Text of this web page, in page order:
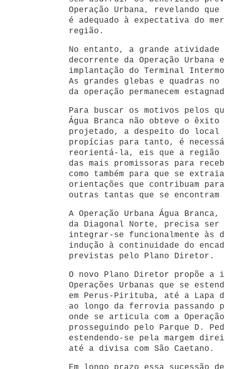
Operação Urbana, revelando que
é adequado à expectativa do
região.
No entanto, a grande
decorrente da Operação Urbana
implantação do Terminal
As grandes glebas e quadras
da operação permanecem
Para buscar os motivos pelos
Água Branca não obteve o
projetado, a despeito do local
propícias para tanto, é
reorientá-la, eis que a região
das mais promissoras para
como também para que se
orientações que contribuam
outras tantas que se encontram
A Operação Urbana Água
da Diagonal Norte, precisa ser
integrar-se funcionalmente às
indução à continuidade do
previstas pelo Plano Diretor.
O novo Plano Diretor propõe a
Operações Urbanas que se
em Perus-Pirituba, até a Lapa
ao longo da ferrovia passando
onde se articula com a
prosseguindo pelo Parque D.
estendendo-se pela margem
até a divisa com São Caetano.